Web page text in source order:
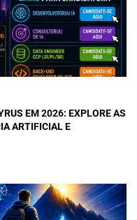
EM 2026: EXPLORE AS
ARTIFICIAL E